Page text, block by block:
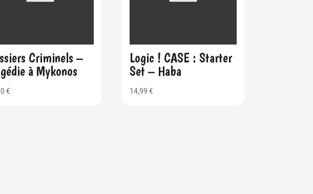
Criminels –
à Mykonos
€
Logic ! CASE : Starter
Set – Haba
14,99€